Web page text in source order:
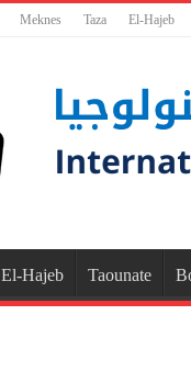
Meknes Taza El-Hajeb
El-Hajeb Taounate